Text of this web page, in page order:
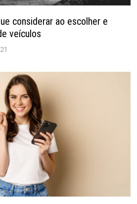
considerar ao escolher e
veículos